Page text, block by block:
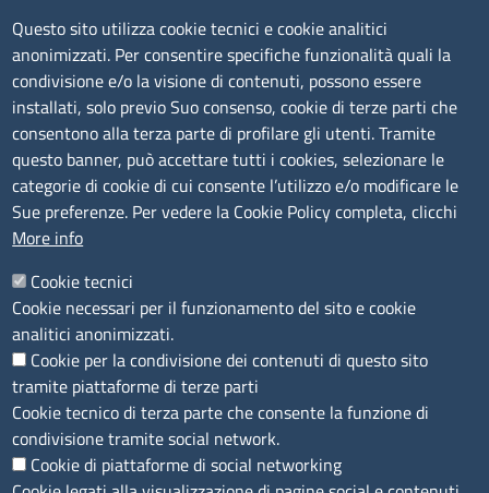
Contatti
Sede Legale di Latina: Viale Umberto I, 80 - 04100 (LT)
tel. 0773/6721
Sede di Frosinone: Via Alcide De Gasperi, 1 - 03100 (FR)
tel. 0775/2751
Peccciaa@pec.frlt.camcom.it
Ufficio relazioni con il pubblico
Codice Fiscale e Partita Iva: 02957560598
Codice univoco ufficio fatt.elettronica: 1TOEDU
Seguici su
Questo sito utilizza cookie tecnici e cookie analitici
anonimizzati. Per consentire specifiche funzionalità quali la
condivisione e/o la visione di contenuti, possono essere
installati, solo previo Suo consenso, cookie di terze parti che
consentono alla terza parte di profilare gli utenti. Tramite
questo banner, può accettare tutti i cookies, selezionare le
categorie di cookie di cui consente l’utilizzo e/o modificare le
Sue preferenze. Per vedere la Cookie Policy completa, clicchi
More info
Cookie tecnici
Cookie necessari per il funzionamento del sito e cookie
analitici anonimizzati.
Cookie per la condivisione dei contenuti di questo sito
tramite piattaforme di terze parti
Cookie tecnico di terza parte che consente la funzione di
condivisione tramite social network.
Cookie di piattaforme di social networking